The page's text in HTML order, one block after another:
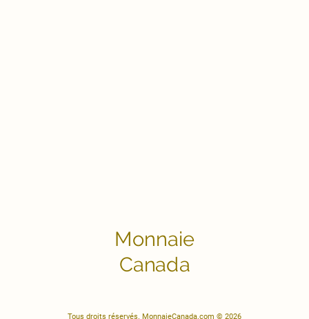
Monnaie
Canada
Tous droits réservés. MonnaieCanada.com © 2026